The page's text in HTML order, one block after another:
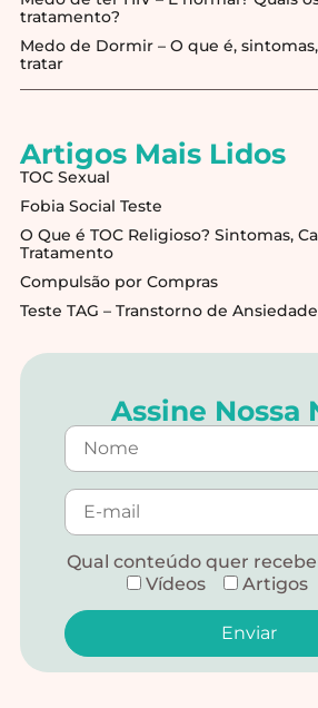
tratamento?
Medo de Dormir – O que é,
tratar
Artigos Mais Lidos
TOC Sexual
Fobia Social Teste
O Que é TOC Religioso? Sintomas,
Tratamento
Compulsão por Compras
Teste TAG – Transtorno de
Assine Nossa
Qual conteúdo quer
Vídeos
Artigos